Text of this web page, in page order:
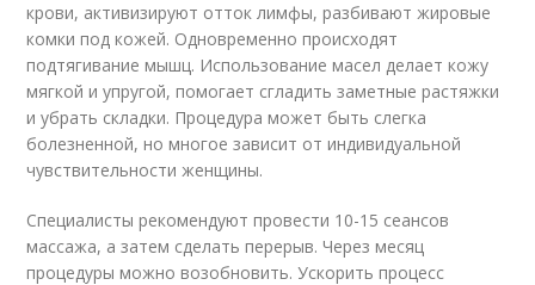
крови, активизируют отток лимфы, разбивают жировые
комки под кожей. Одновременно происходят
подтягивание мышц. Использование масел делает кожу
мягкой и упругой, помогает сгладить заметные растяжки
и убрать складки. Процедура может быть слегка
болезненной, но многое зависит от индивидуальной
чувствительности женщины.
Специалисты рекомендуют провести 10-15 сеансов
массажа, а затем сделать перерыв. Через месяц
процедуры можно возобновить. Ускорить процесс